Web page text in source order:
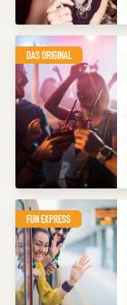
DAS ORIGINAL
FUN EXPRESS